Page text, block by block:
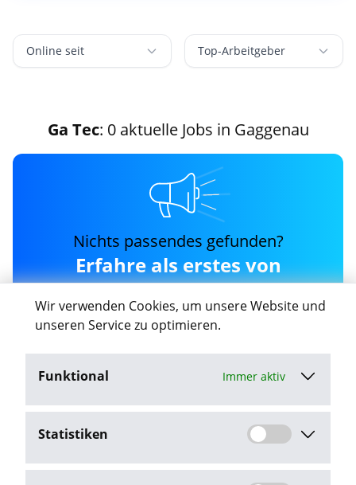
Wir verwenden Cookies, um unsere Website und
unseren Service zu optimieren.
Funktional Immer aktiv
Statistiken
Online seit Top-Arbeitgeber
Ga Tec: 0 aktuelle Jobs in Gaggenau
Nichts passendes gefunden?
Erfahre als erstes von
neuen ga-tec Jobs in
Gaggenau
Mit dem Klick auf "Job-Agent aktivieren" stimme ich den